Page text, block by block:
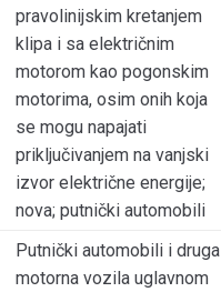
pravolinijskim kretanjem
klipa i sa električnim
motorom kao pogonskim
motorima, osim onih koja
se mogu napajati
priključivanjem na vanjski
izvor električne energije;
nova; putnički automobili
Putnički automobili i druga
motorna vozila uglavnom